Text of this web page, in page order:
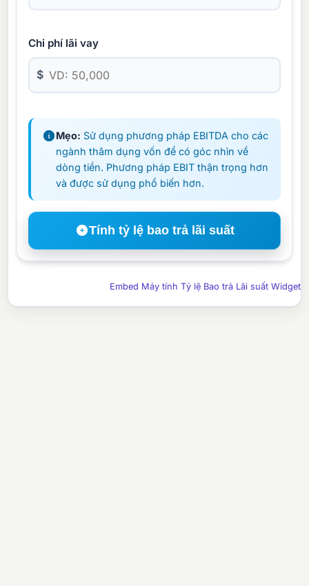
Chi phí lãi vay
$
Mẹo: Sử dụng phương pháp EBITDA cho các
ngành thâm dụng vốn để có góc nhìn về
dòng tiền. Phương pháp EBIT thận trọng hơn
và được sử dụng phổ biến hơn.
Tính tỷ lệ bao trả lãi suất
Embed Máy tính Tỷ lệ Bao trả Lãi suất Widget